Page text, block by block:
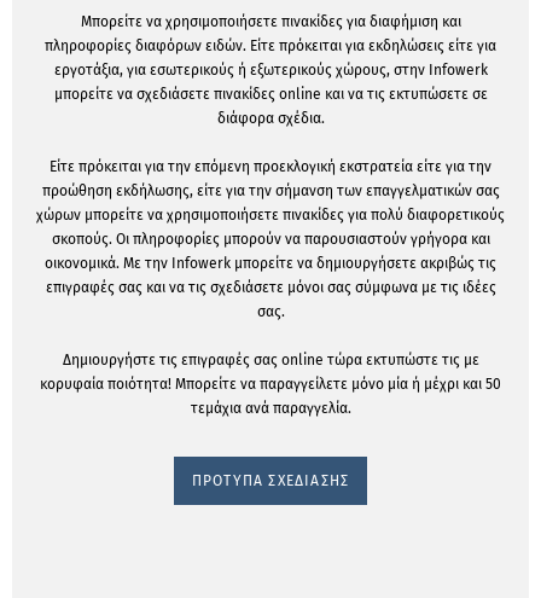
Μπορείτε να χρησιμοποιήσετε πινακίδες για διαφήμιση και
πληροφορίες διαφόρων ειδών. Είτε πρόκειται για εκδηλώσεις είτε για
εργοτάξια, για εσωτερικούς ή εξωτερικούς χώρους, στην Infowerk
μπορείτε να σχεδιάσετε πινακίδες online και να τις εκτυπώσετε σε
διάφορα σχέδια.
Είτε πρόκειται για την επόμενη προεκλογική εκστρατεία είτε για την
προώθηση εκδήλωσης, είτε για την σήμανση των επαγγελματικών σας
χώρων μπορείτε να χρησιμοποιήσετε πινακίδες για πολύ διαφορετικούς
σκοπούς. Οι πληροφορίες μπορούν να παρουσιαστούν γρήγορα και
οικονομικά. Με την Infowerk μπορείτε να δημιουργήσετε ακριβώς τις
επιγραφές σας και να τις σχεδιάσετε μόνοι σας σύμφωνα με τις ιδέες
σας.
Δημιουργήστε τις επιγραφές σας online τώρα εκτυπώστε τις με
κορυφαία ποιότητα! Μπορείτε να παραγγείλετε μόνο μία ή μέχρι και 50
τεμάχια ανά παραγγελία.
ΠΡΟΤΥΠΑ ΣΧΕΔΙΑΣΗΣ